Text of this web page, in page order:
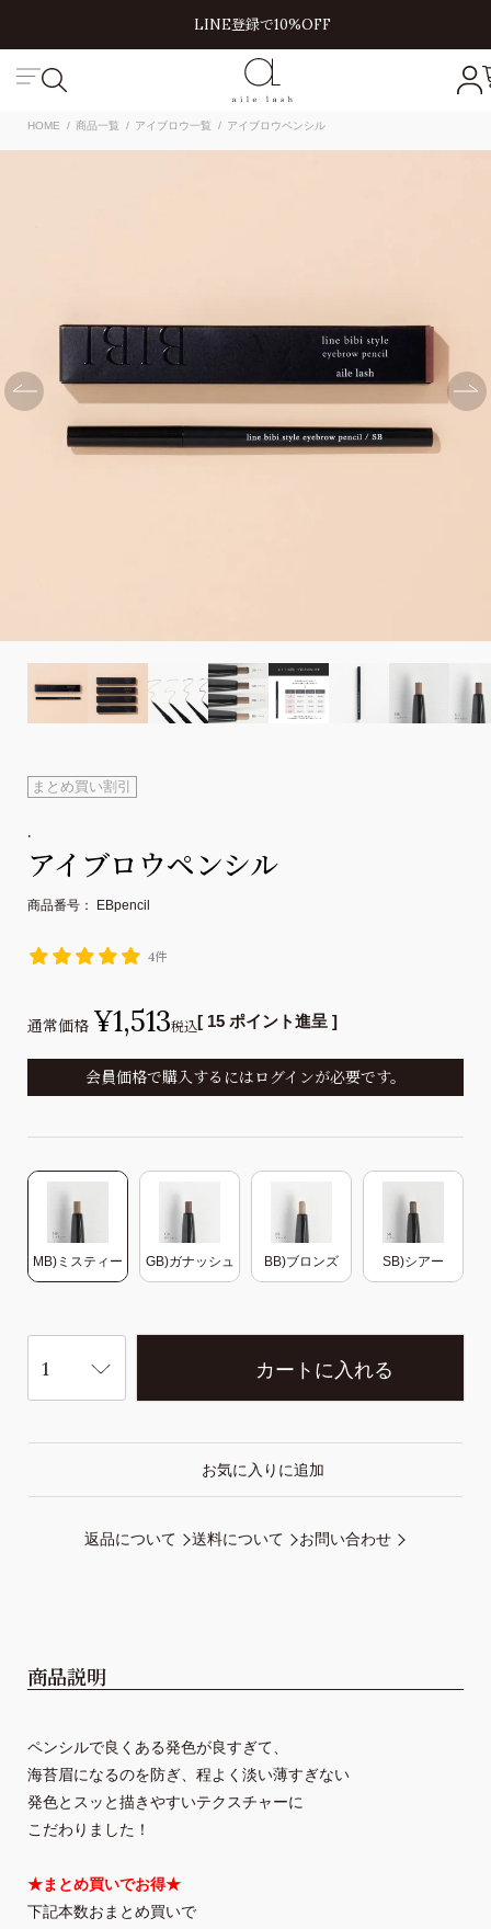
LINE登録で10%OFF
HOME 商品一覧 アイブロウ一覧 アイブロウペンシル
まとめ買い割引
.
アイブロウペンシル
商品番号 EBpencil
4件
通常価格 ¥1,513税込[ 15 ポイント進呈 ]
会員価格で購入するにはログインが必要です。
MB)ミスティー GB)ガナッシュ BB)ブロンズ SB)シアー
カートに入れる
お気に入りに追加
返品について 送料について お問い合わせ
商品説明
ペンシルで良くある発色が良すぎて、
海苔眉になるのを防ぎ、 程よく淡い薄すぎない
こだわりました！
★まとめ買いでお得★
下記本数おまとめ買いで